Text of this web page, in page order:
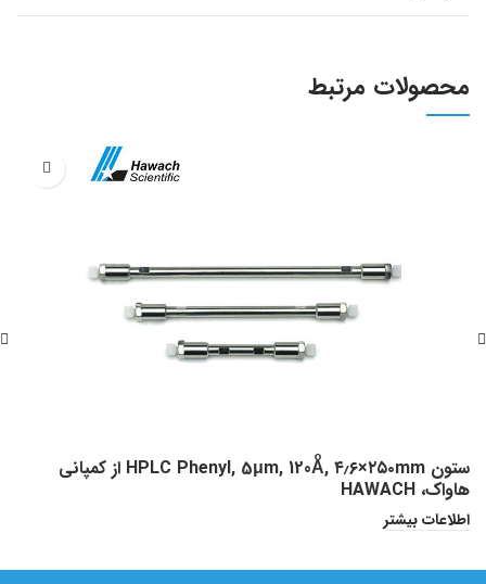
محصولات مرتبط
ستون HPLC Phenyl, 5μm, 120Aͦ, ۴٫۶×۲۵۰mm از کمپانی
هاواک، HAWACH
اطلاعات بیشتر